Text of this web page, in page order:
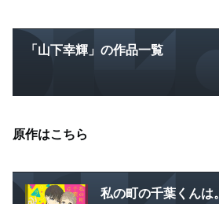
「山下幸輝」の作品一覧
原作はこちら
私の町の千葉くんは